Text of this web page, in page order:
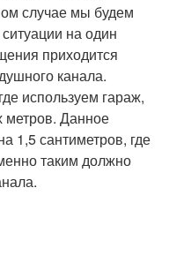
случае мы будем
на один
приходится
канала.
используем гараж,
метров. Данное
1,5 сантиметров, где
таким должно